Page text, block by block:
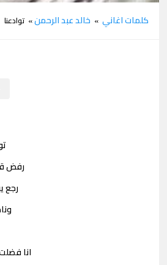
كلمات اغاني » خالد عبد الرحمن» توادعنا
رفض
رجع
انا